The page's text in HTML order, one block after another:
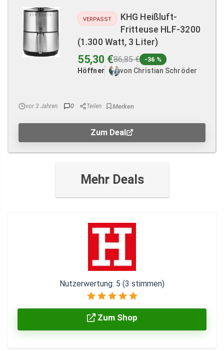
VERPASST
KHG Heißluft-
Fritteuse HLF-3200
(1.300 Watt, 3 Liter)
55,30 €86,85 € -36 %
Höffner von Christian Schröder
vor 3 Jahren 0 Teilen
Zum Deal
Mehr Deals
Nutzerwertung: 5 (3 stimmen)
Zum Shop